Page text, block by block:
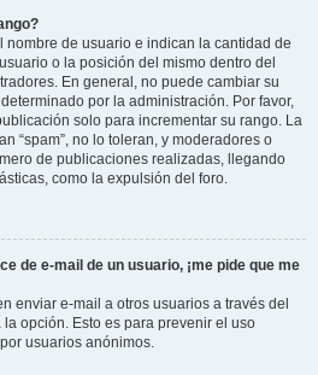
nombre de usuario e indican la cantidad de
o la posición del mismo dentro del
En general, no puede cambiar su
por la administración. Por favor,
solo para incrementar su rango. La
“spam”, no lo toleran, y moderadores o
de publicaciones realizadas, llegando
como la expulsión del foro.
de e-mail de un usuario, ¡me pide que me
enviar e-mail a otros usuarios a través del
opción. Esto es para prevenir el uso
usuarios anónimos.